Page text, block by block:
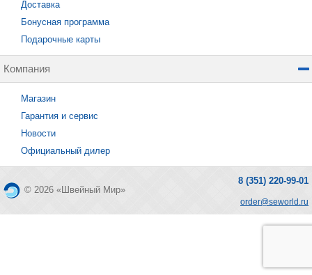
Доставка
Бонусная программа
Подарочные карты
Компания
Магазин
Гарантия и сервис
Новости
Официальный дилер
© 2026 «Швейный Мир»
8 (351) 220-99-01
order@seworld.ru